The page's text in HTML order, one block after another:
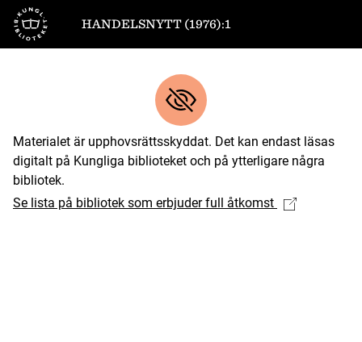
Till startsidan
HANDELSNYTT (1976):1
Materialet är upphovsrättsskyddat. Det kan endast läsas
digitalt på Kungliga biblioteket och på ytterligare några
bibliotek.
Se lista på bibliotek som erbjuder full åtkomst